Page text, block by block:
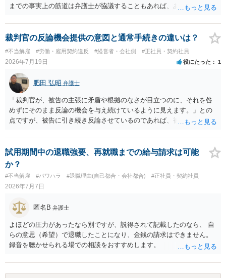
までの事実上の筋道は弁護士が協議することもあれば、あなたがご自
ょうから、別途費用が発生することもありますが、出勤日時の設定く
らいならサービスでしてくれるかもしれません。
裁判官の反論機会提供の意図と通常手続きの違いは？
#不当解雇 #労働・雇用契約違反 #経営者・会社側 #正社員・契約社員
2026年7月19日 役にたった 1
肥田 弘昭 弁護士
「裁判官が、被告の主張に矛盾や根拠のなさが目立つのに、それを咎
めずにそのまま反論の機会を与え続けているように見えます。」との
点ですが、被告に引き続き反論させているのであれば、被告の主張が
くしている場合があります。被告がこれ以上ありませんと言えば終わ
るかと思います。ご参考にしてください。
試用期間中の退職強要、再就職までの給与請求は可能
か？
#不当解雇 #パワハラ #退職理由(自己都合・会社都合) #正社員・契約社員
2026年7月7日
匿名B 弁護士
よほどの圧力があったなら別ですが、説得されて記載したのなら、 自
らの意思（希望）で退職したことになり、金銭の請求はできません。
録音を聴かせられる場での相談をおすすめします。